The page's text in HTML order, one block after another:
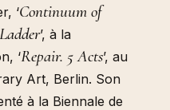
‘Continuum of
’, à la
‘Repair. 5 Acts’, au
Art, Berlin. Son
à la Biennale de